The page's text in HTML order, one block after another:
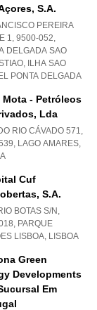
S.a.
PEREIRA
1, 9500-052,
DELGADA SAO
, ILHA SAO
PONTA DELGADA
- Petróleos
Lda
RIO CÁVADO 571,
, LAGO AMARES,
Cuf
S.a.
BOTAS S/N,
, PARQUE
LISBOA, LISBOA
Green
Developments
Em